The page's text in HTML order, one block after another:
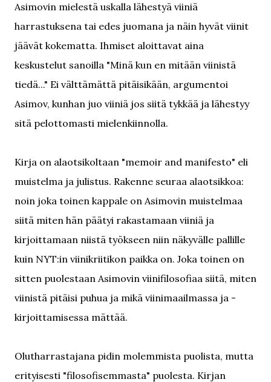
Asimovin mielestä uskalla lähestyä viiniä
harrastuksena tai edes juomana ja näin hyvät viinit
jäävät kokematta. Ihmiset aloittavat aina
keskustelut sanoilla "Minä kun en mitään viinistä
tiedä..." Ei välttämättä pitäisikään, argumentoi
Asimov, kunhan juo viiniä jos siitä tykkää ja lähestyy
sitä pelottomasti mielenkiinnolla.
Kirja on alaotsikoltaan "memoir and manifesto" eli
muistelma ja julistus. Rakenne seuraa alaotsikkoa:
noin joka toinen kappale on Asimovin muistelmaa
siitä miten hän päätyi rakastamaan viiniä ja
kirjoittamaan niistä työkseen niin näkyvälle pallille
kuin NYT:in viinikriitikon paikka on. Joka toinen on
sitten puolestaan Asimovin viinifilosofiaa siitä, miten
viinistä pitäisi puhua ja mikä viinimaailmassa ja -
kirjoittamisessa mättää.
Olutharrastajana pidin molemmista puolista, mutta
erityisesti "filosofisemmasta" puolesta. Kirjan